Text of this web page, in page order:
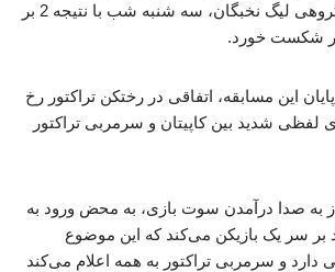
دیدار خود در مرحله گروهی لیگ نخبگان، سه شنبه شب با نتیجه 2 بر
شکست خورد.
این مسابقه، اتفاقی در رختکن تراکتور رخ
لفظی شدید بین کاپیتان و سرمربی تراکتور
به صدا درآمدن سوت بازی، به محض ورود به
بر سر یک بازیکن می‌کند که این موضوع
دارد و سرمربی تراکتور به همه اعلام می‌کند